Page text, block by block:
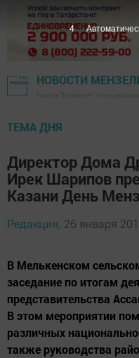
НОВОСТИ
ТЕМА ДНЯ
Директор Дома
Ирек Шарипов
Казани День
Редакция, 26 января
В Мелькенском
заседание по итогам
представительства
В этом мероприятии
различных
также руководства
3